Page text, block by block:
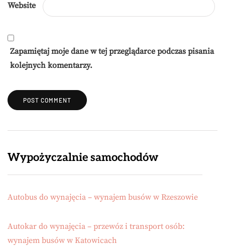
Website
Zapamiętaj moje dane w tej przeglądarce podczas pisania
kolejnych komentarzy.
Wypożyczalnie samochodów
Autobus do wynajęcia – wynajem busów w Rzeszowie
Autokar do wynajęcia – przewóz i transport osób:
wynajem busów w Katowicach